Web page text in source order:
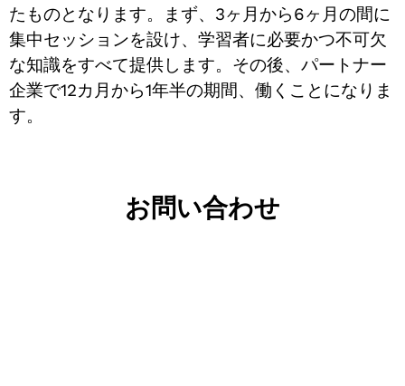
たものとなります。まず、3ヶ月から6ヶ月の間に
集中セッションを設け、学習者に必要かつ不可欠
な知識をすべて提供します。その後、パートナー
企業で12カ月から1年半の期間、働くことになりま
す。
お問い合わせ